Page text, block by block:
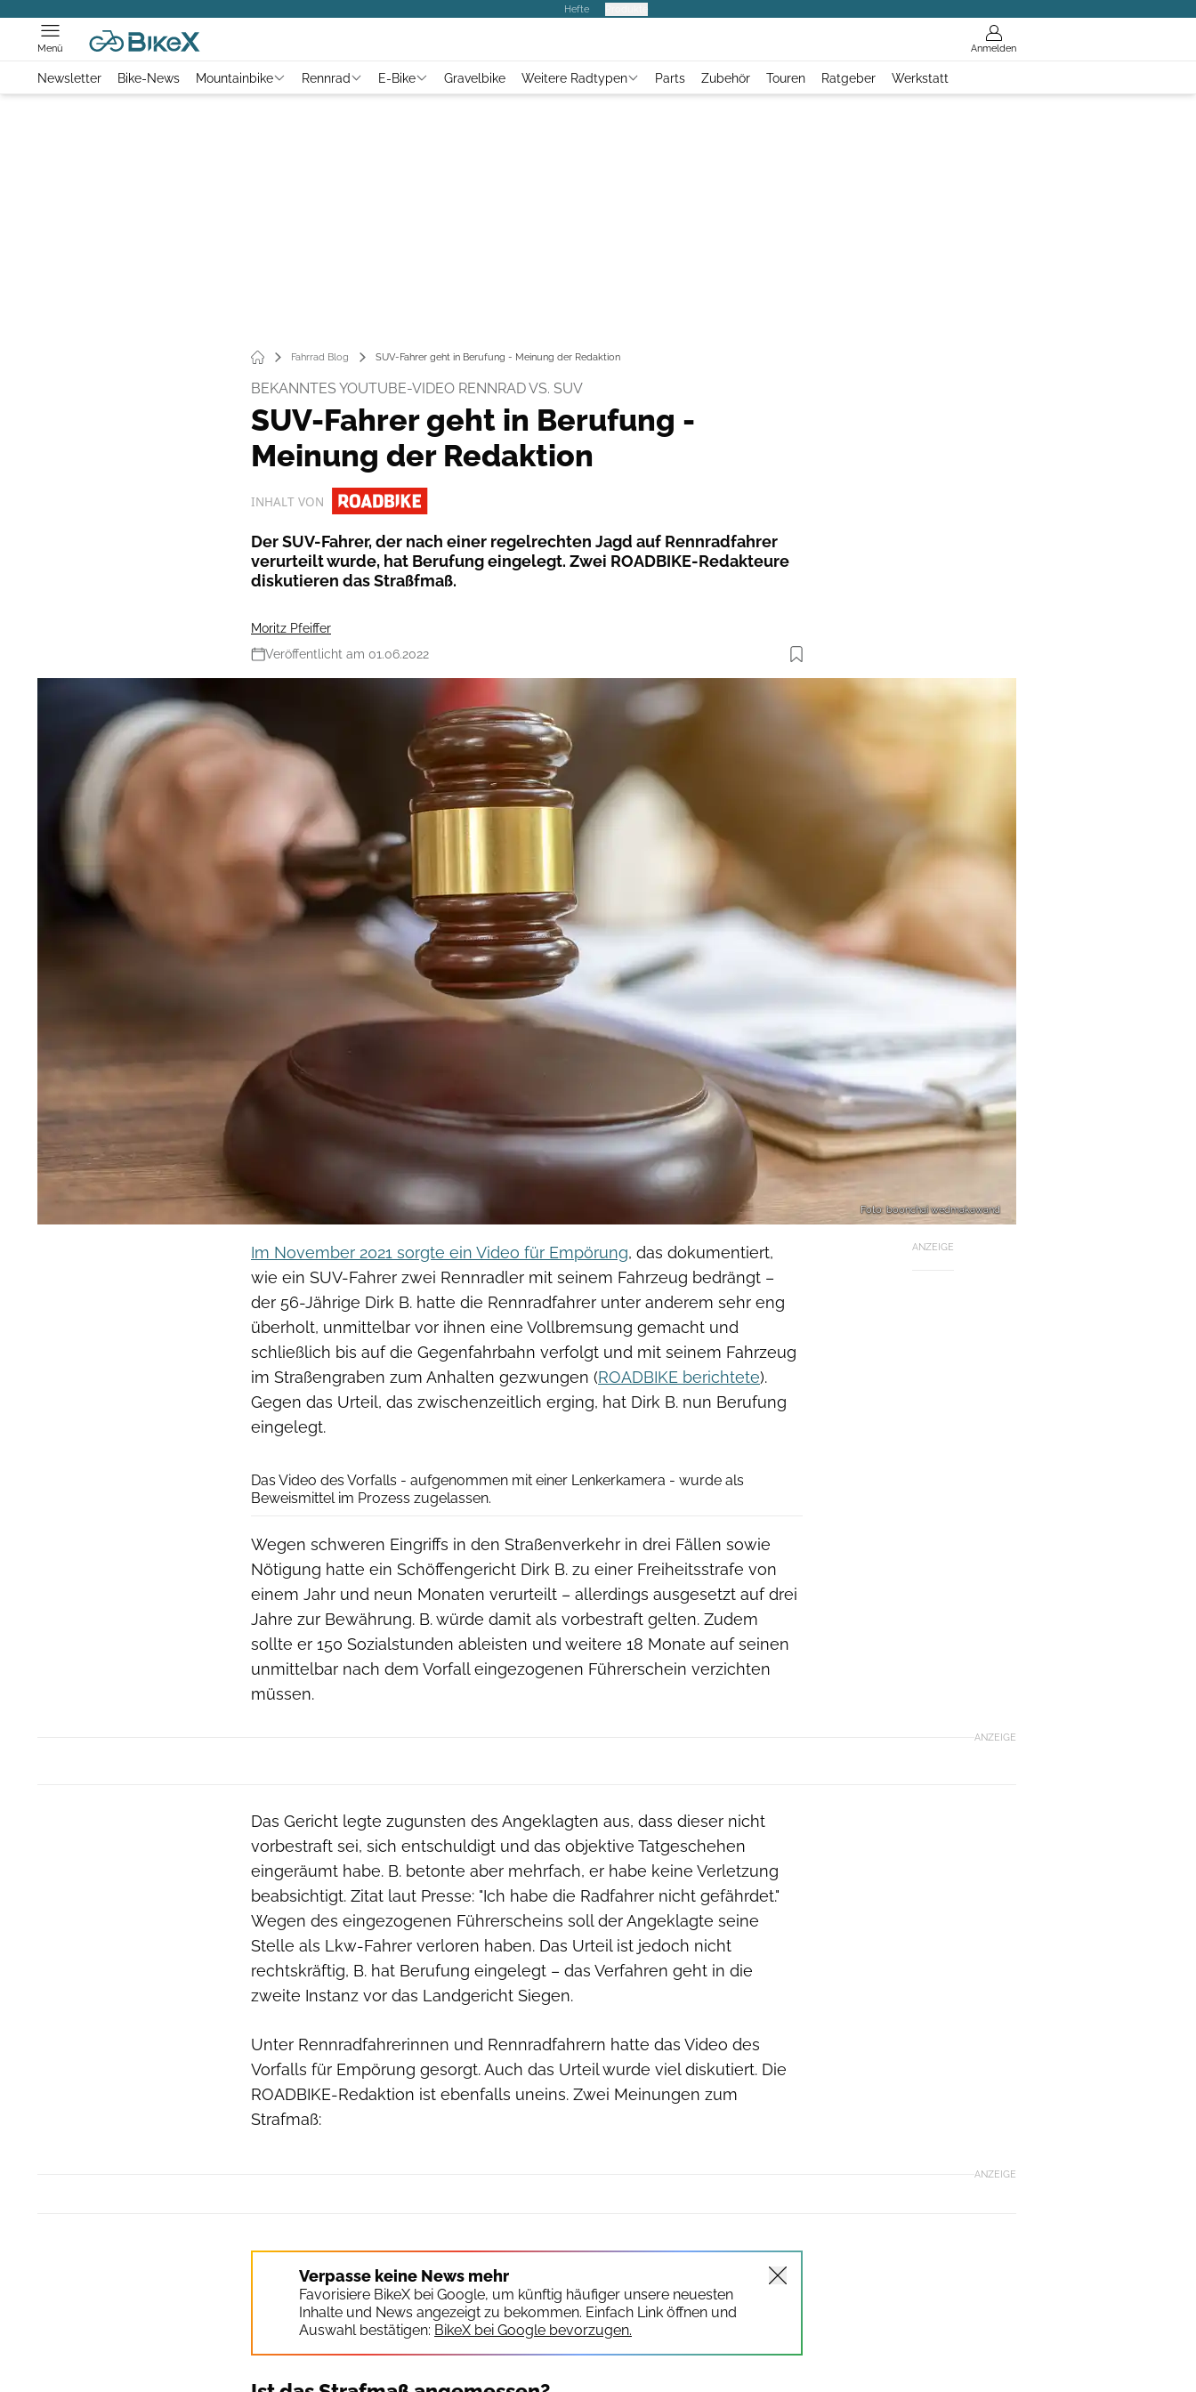
Hefte
Anmelden
Menü
Newsletter Bike-News Mountainbike Rennrad E-Bike Gravelbike Weitere Radtypen Parts Zubehör Touren Ratgeber Werkstatt
Fahrrad Blog SUV-Fahrer geht in Berufung - Meinung der Redaktion
BEKANNTES YOUTUBE-VIDEO RENNRAD VS. SUV
SUV-Fahrer geht in Berufung -
Meinung der Redaktion
INHALT VON
Der SUV-Fahrer, der nach einer regelrechten Jagd auf Rennradfahrer
verurteilt wurde, hat Berufung eingelegt. Zwei ROADBIKE-Redakteure
diskutieren das Straßfmaß.
Moritz Pfeiffer
Veröffentlicht am 01.06.2022
Foto: boonchai wedmakawand
ANZEIGE
Im November 2021 sorgte ein Video für Empörung, das dokumentiert,
wie ein SUV-Fahrer zwei Rennradler mit seinem Fahrzeug bedrängt –
der 56-Jährige Dirk B. hatte die Rennradfahrer unter anderem sehr eng
überholt, unmittelbar vor ihnen eine Vollbremsung gemacht und
schließlich bis auf die Gegenfahrbahn verfolgt und mit seinem Fahrzeug
im Straßengraben zum Anhalten gezwungen (ROADBIKE berichtete).
Gegen das Urteil, das zwischenzeitlich erging, hat Dirk B. nun Berufung
eingelegt.
Das Video des Vorfalls - aufgenommen mit einer Lenkerkamera - wurde als
Beweismittel im Prozess zugelassen.
Wegen schweren Eingriffs in den Straßenverkehr in drei Fällen sowie
Nötigung hatte ein Schöffengericht Dirk B. zu einer Freiheitsstrafe von
einem Jahr und neun Monaten verurteilt – allerdings ausgesetzt auf drei
Jahre zur Bewährung. B. würde damit als vorbestraft gelten. Zudem
sollte er 150 Sozialstunden ableisten und weitere 18 Monate auf seinen
unmittelbar nach dem Vorfall eingezogenen Führerschein verzichten
müssen.
ANZEIGE
Das Gericht legte zugunsten des Angeklagten aus, dass dieser nicht
vorbestraft sei, sich entschuldigt und das objektive Tatgeschehen
eingeräumt habe. B. betonte aber mehrfach, er habe keine Verletzung
beabsichtigt. Zitat laut Presse: "Ich habe die Radfahrer nicht gefährdet."
Wegen des eingezogenen Führerscheins soll der Angeklagte seine
Stelle als Lkw-Fahrer verloren haben. Das Urteil ist jedoch nicht
rechtskräftig, B. hat Berufung eingelegt – das Verfahren geht in die
zweite Instanz vor das Landgericht Siegen.
Unter Rennradfahrerinnen und Rennradfahrern hatte das Video des
Vorfalls für Empörung gesorgt. Auch das Urteil wurde viel diskutiert. Die
ROADBIKE-Redaktion ist ebenfalls uneins. Zwei Meinungen zum
Strafmaß:
ANZEIGE
Verpasse keine News mehr
Favorisiere BikeX bei Google, um künftig häufiger unsere neuesten
Inhalte und News angezeigt zu bekommen. Einfach Link öffnen und
Auswahl bestätigen: BikeX bei Google bevorzugen.